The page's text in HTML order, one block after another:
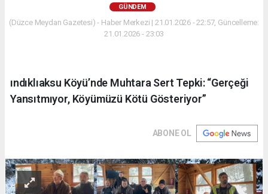
GÜNDEM
(Düzce Meydan Gazetesi) - Haber Merkezi | 21.01.2026 - 22:57, Güncelleme:
21.01.2026 - 23:03
ındıklıaksu Köyü’nde Muhtara Sert Tepki: “Gerçeği
Yansıtmıyor, Köyümüzü Kötü Gösteriyor”
ABONE OL